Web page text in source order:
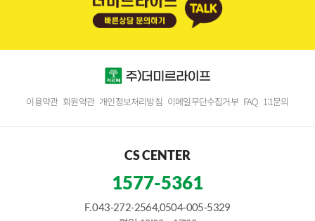
이용약관 회원약관 개인정보처리방침 이메일무단수집거부 FAQ 1:1문의
CS CENTER
1577-5361
F. 043-272-2564,0504-005-5329